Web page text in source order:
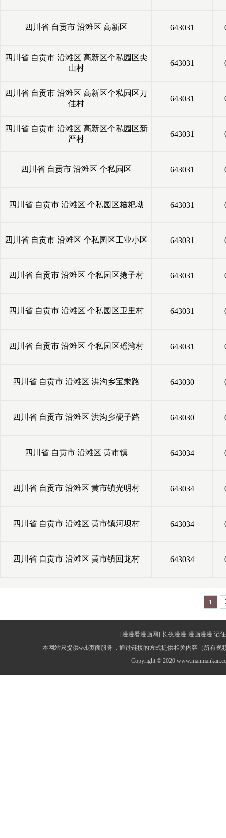
四川省 自贡市 沿滩区 高新区 643031
四川省 自贡市 沿滩区 高新区个私园区尖
山村
643031
四川省 自贡市 沿滩区 高新区个私园区万
佳村
643031
四川省 自贡市 沿滩区 高新区个私园区新
严村
643031
四川省 自贡市 沿滩区 个私园区 643031
四川省 自贡市 沿滩区 个私园区糍粑坳 643031
四川省 自贡市 沿滩区 个私园区工业小区 643031
四川省 自贡市 沿滩区 个私园区捲子村 643031
四川省 自贡市 沿滩区 个私园区卫里村 643031
四川省 自贡市 沿滩区 个私园区瑶湾村 643031
四川省 自贡市 沿滩区 洪沟乡宝乘路 643030
四川省 自贡市 沿滩区 洪沟乡硬子路 643030
四川省 自贡市 沿滩区 黄市镇 643034
四川省 自贡市 沿滩区 黄市镇光明村 643034
四川省 自贡市 沿滩区 黄市镇河坝村 643034
四川省 自贡市 沿滩区 黄市镇回龙村 643034
1
[漫漫看漫画网] 长夜漫漫·漫画漫漫 记
本网站只提供web页面服务，通过链接的方式提供相关内容（所有
Copyright © 2020